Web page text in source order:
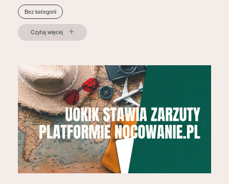
Bez kategorii
Czytaj więcej